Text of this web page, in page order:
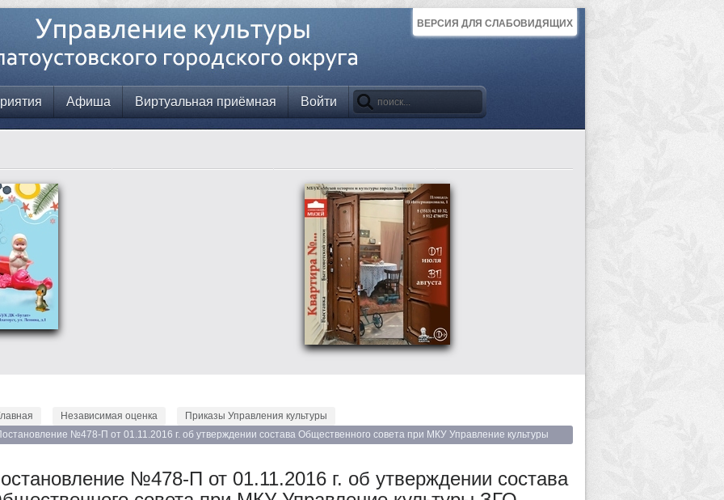
ВЕРСИЯ ДЛЯ СЛАБОВИДЯЩИХ
Афиша Виртуальная приёмная Войти
Независимая оценка
Приказы Управления культуры
№478-П от 01.11.2016 г. об утверждении состава Общественного совета при МКУ Управление культуры
№478-П от 01.11.2016 г. об утверждении состава